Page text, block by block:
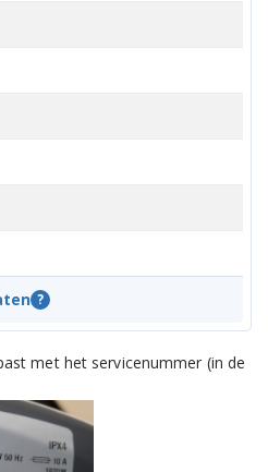
?
met het servicenummer (in de